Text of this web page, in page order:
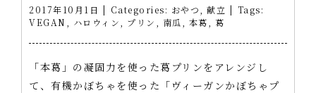
2017年10月1日 | Categories: おやつ 献立 | Tags:
VEGAN
ハロウィン プリン 南瓜 本葛 葛
「本葛」の凝固力を使った葛プリンをアレンジし
て、有機かぼちゃを使った「ヴィーガンかぼちゃプ